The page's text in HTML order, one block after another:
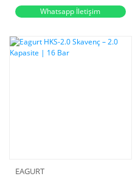
Whatsapp İletişim
EAGURT